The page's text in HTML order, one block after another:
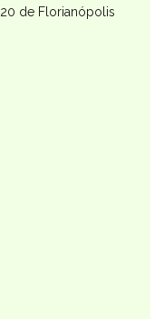
de Florianópolis